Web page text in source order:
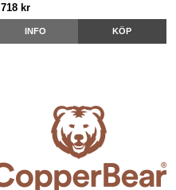
718 kr
INFO KÖP